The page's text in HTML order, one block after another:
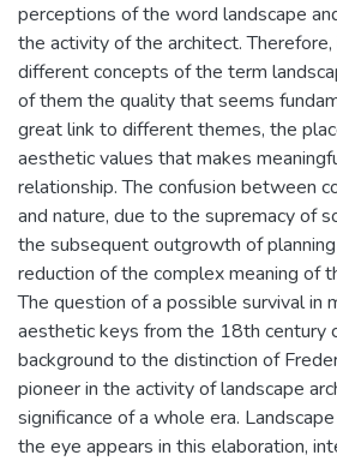
perceptions of the word landscape
the activity of the architect.
different concepts of the term
of them the quality that seems
great link to different themes, the
aesthetic values that makes
relationship. The confusion between
and nature, due to the supremacy of
the subsequent outgrowth of
reduction of the complex meaning of
The question of a possible survival in
aesthetic keys from the 18th century
background to the distinction of
pioneer in the activity of landscape
significance of a whole era.
the eye appears in this elaboration,